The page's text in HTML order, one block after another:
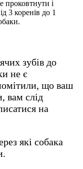
проковтнути і
3 коренів до 1
зубів до
не є
що ваш
вам слід
на
які собака